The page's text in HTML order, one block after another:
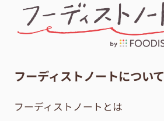
フーディストノートについて
フーディストノートとは